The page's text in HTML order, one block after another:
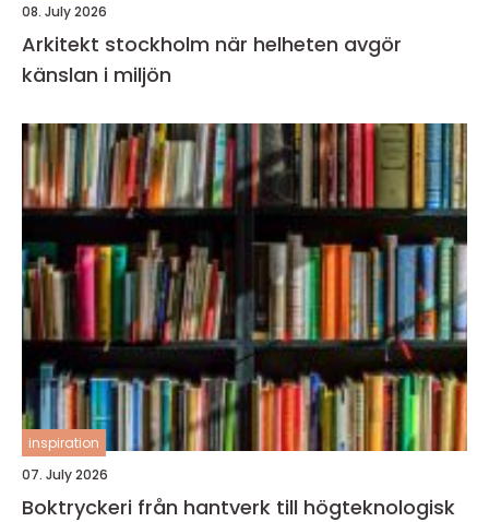
08. July 2026
Arkitekt stockholm när helheten avgör
känslan i miljön
inspiration
07. July 2026
Boktryckeri från hantverk till högteknologisk